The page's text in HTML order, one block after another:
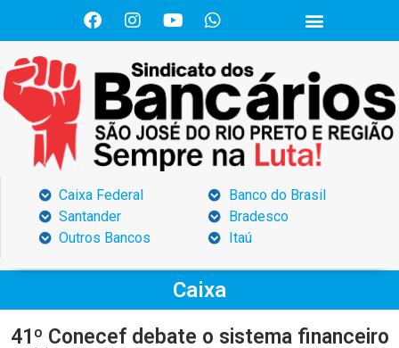
Caixa Federal
Santander
Outros Bancos
Banco do Brasil
Bradesco
Itaú
Caixa
41º Conecef debate o sistema financeiro